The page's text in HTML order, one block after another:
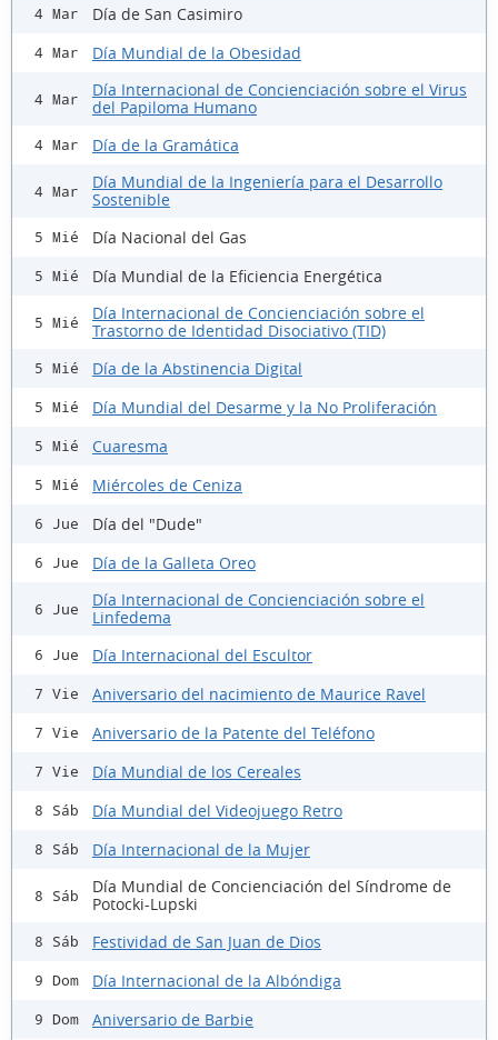
4 Mar Día de San Casimiro
4 Mar Día Mundial de la Obesidad
4 Mar
Día Internacional de Concienciación sobre el Virus
del Papiloma Humano
4 Mar Día de la Gramática
4 Mar
Día Mundial de la Ingeniería para el Desarrollo
Sostenible
5 Mié Día Nacional del Gas
5 Mié Día Mundial de la Eficiencia Energética
5 Mié
Día Internacional de Concienciación sobre el
Trastorno de Identidad Disociativo (TID)
5 Mié Día de la Abstinencia Digital
5 Mié Día Mundial del Desarme y la No Proliferación
5 Mié Cuaresma
5 Mié Miércoles de Ceniza
6 Jue Día del "Dude"
6 Jue Día de la Galleta Oreo
6 Jue
Día Internacional de Concienciación sobre el
Linfedema
6 Jue Día Internacional del Escultor
7 Vie Aniversario del nacimiento de Maurice Ravel
7 Vie Aniversario de la Patente del Teléfono
7 Vie Día Mundial de los Cereales
8 Sáb Día Mundial del Videojuego Retro
8 Sáb Día Internacional de la Mujer
8 Sáb
Día Mundial de Concienciación del Síndrome de
Potocki-Lupski
8 Sáb Festividad de San Juan de Dios
9 Dom Día Internacional de la Albóndiga
9 Dom Aniversario de Barbie